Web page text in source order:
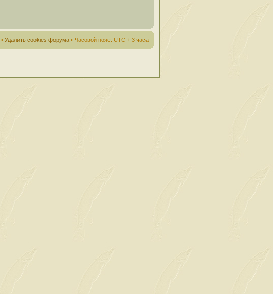
• Удалить cookies форума • Часовой пояс: UTC + 3 часа